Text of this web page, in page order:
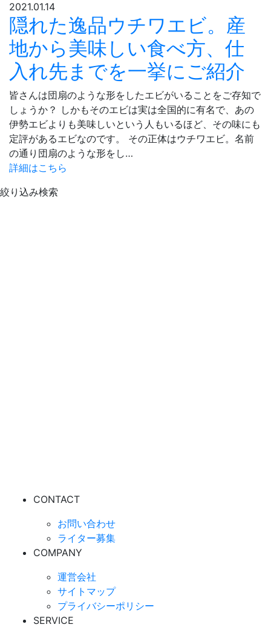
2021.01.14
隠れた逸品ウチワエビ。産
地から美味しい食べ方、仕
入れ先までを一挙にご紹介
皆さんは団扇のような形をしたエビがいることをご存知で
しょうか？ しかもそのエビは実は全国的に有名で、あの
伊勢エビよりも美味しいという人もいるほど、その味にも
定評があるエビなのです。 その正体はウチワエビ。名前
の通り団扇のような形をし…
詳細はこちら
絞り込み検索
CONTACT
お問い合わせ
ライター募集
COMPANY
運営会社
サイトマップ
プライバシーポリシー
SERVICE